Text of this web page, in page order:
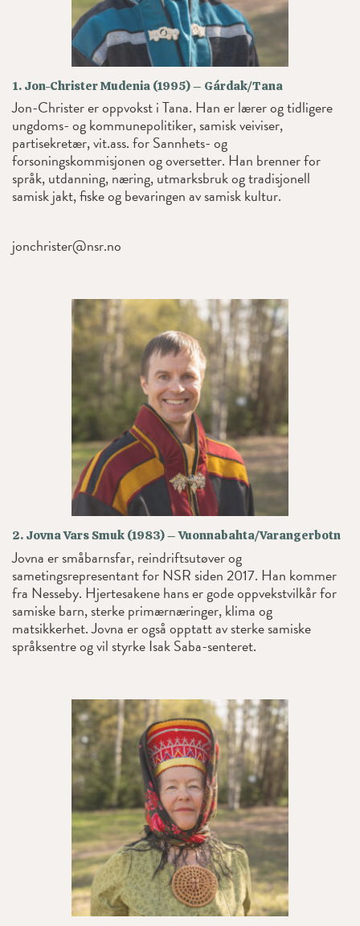
1. Jon-Christer Mudenia (1995) – Gárdak/Tana
Jon-Christer er oppvokst i Tana. Han er lærer og tidligere
ungdoms- og kommunepolitiker, samisk veiviser,
partisekretær, vit.ass. for Sannhets- og
forsoningskommisjonen og oversetter. Han brenner for
språk, utdanning, næring, utmarksbruk og tradisjonell
samisk jakt, fiske og bevaringen av samisk kultur.
jonchrister@nsr.no
2. Jovna Vars Smuk (1983) – Vuonnabahta/Varangerbotn
Jovna er småbarnsfar, reindriftsutøver og
sametingsrepresentant for NSR siden 2017. Han kommer
fra Nesseby. Hjertesakene hans er gode oppvekstvilkår for
samiske barn, sterke primærnæringer, klima og
matsikkerhet. Jovna er også opptatt av sterke samiske
språksentre og vil styrke Isak Saba-senteret.